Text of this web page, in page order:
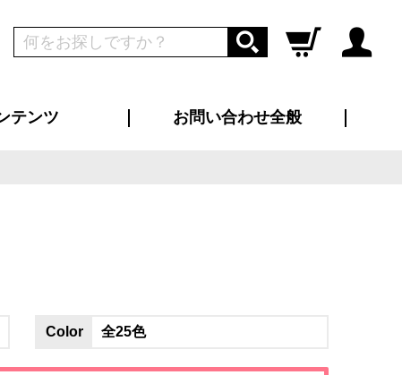
ログイン
テンツ お問い合わせ全般
Color 全25色